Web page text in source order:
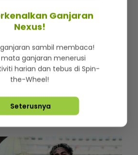
berlindung,
simpan kisah menyayat
PM
Ganjaran
Nexus!
sambil membaca!
ganjaran menerusi
harian dan tebus di Spin-
the-Wheel!
Seterusnya